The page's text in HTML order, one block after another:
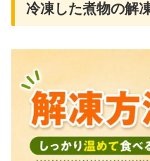
冷凍した煮物の解